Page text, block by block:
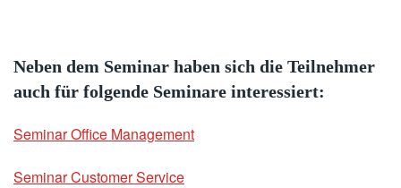
Neben dem Seminar haben sich die Teilnehmer
auch für folgende Seminare interessiert:
Seminar Office Management
Seminar Customer Service